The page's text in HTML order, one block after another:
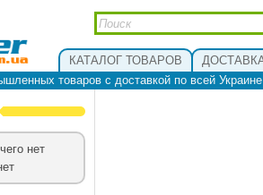
КАТАЛОГ ТОВАРОВ
товаров с доставкой по всей
нет